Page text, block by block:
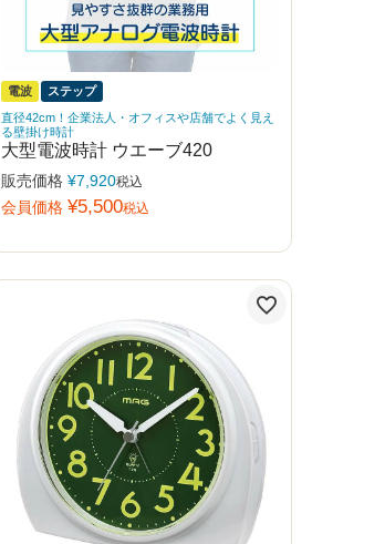
電波
ステップ
直径42cm！企業法人・オフィスや店舗でよく見え
る壁掛け時計
大型電波時計 ウエーブ420
販売価格 ¥7,920税込
会員価格 ¥5,500税込